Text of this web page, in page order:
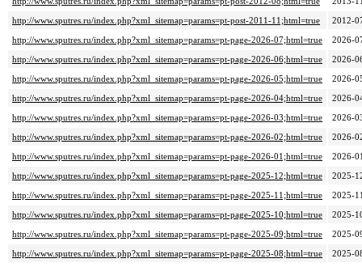
http://www.sputres.ru/index.php?xml_sitemap=params=pt-post-2011-11;html=true
2012-
http://www.sputres.ru/index.php?xml_sitemap=params=pt-page-2026-07;html=true
2026-
http://www.sputres.ru/index.php?xml_sitemap=params=pt-page-2026-06;html=true
2026-
http://www.sputres.ru/index.php?xml_sitemap=params=pt-page-2026-05;html=true
2026-
http://www.sputres.ru/index.php?xml_sitemap=params=pt-page-2026-04;html=true
2026-
http://www.sputres.ru/index.php?xml_sitemap=params=pt-page-2026-03;html=true
2026-
http://www.sputres.ru/index.php?xml_sitemap=params=pt-page-2026-02;html=true
2026-
http://www.sputres.ru/index.php?xml_sitemap=params=pt-page-2026-01;html=true
2026-
http://www.sputres.ru/index.php?xml_sitemap=params=pt-page-2025-12;html=true
2025-
http://www.sputres.ru/index.php?xml_sitemap=params=pt-page-2025-11;html=true
2025-
http://www.sputres.ru/index.php?xml_sitemap=params=pt-page-2025-10;html=true
2025-
http://www.sputres.ru/index.php?xml_sitemap=params=pt-page-2025-09;html=true
2025-
http://www.sputres.ru/index.php?xml_sitemap=params=pt-page-2025-08;html=true
2025-